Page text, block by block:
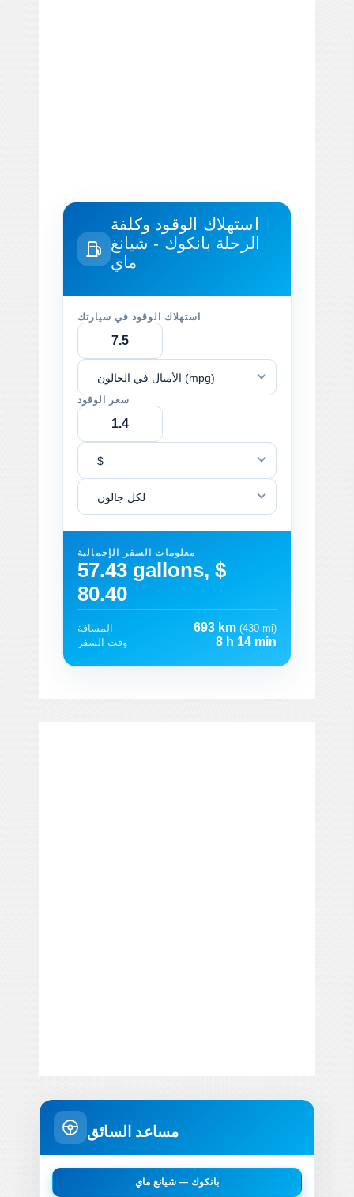
استهلاك الوقود وكلفة
الرحلة بانكوك - شيانغ
ماي
استهلاك الوقود في سيارتك
الأميال في الجالون (mpg)
سعر الوقود
$
لكل جالون
معلومات السفر الإجمالية
57.43 gallons, $
80.40
المسافة 693 km (430 mi)
وقت السفر
8 h 14 min
مساعد السائق
بانكوك — شيانغ ماي